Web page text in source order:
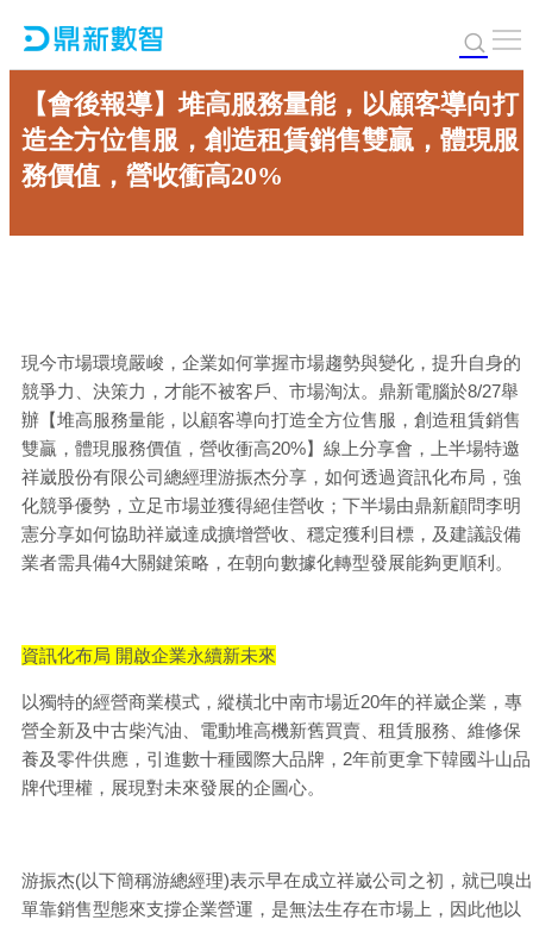
【會後報導】堆高服務量能，以顧客導向打
造全方位售服，創造租賃銷售雙贏，體現服
務價值，營收衝高20%
現今市場環境嚴峻，企業如何掌握市場趨勢與變化，提升自身的
競爭力、決策力，才能不被客戶、市場淘汰。鼎新電腦於8/27舉
辦【堆高服務量能，以顧客導向打造全方位售服，創造租賃銷售
雙贏，體現服務價值，營收衝高20%】線上分享會，上半場特邀
祥崴股份有限公司總經理游振杰分享，如何透過資訊化布局，強
化競爭優勢，立足市場並獲得絕佳營收；下半場由鼎新顧問李明
憲分享如何協助祥崴達成擴增營收、穩定獲利目標，及建議設備
業者需具備4大關鍵策略，在朝向數據化轉型發展能夠更順利。
資訊化布局 開啟企業永續新未來
以獨特的經營商業模式，縱橫北中南市場近20年的祥崴企業，專
營全新及中古柴汽油、電動堆高機新舊買賣、租賃服務、維修保
養及零件供應，引進數十種國際大品牌，2年前更拿下韓國斗山品
牌代理權，展現對未來發展的企圖心。
游振杰(以下簡稱游總經理)表示早在成立祥崴公司之初，就已嗅出
單靠銷售型態來支撐企業營運，是無法生存在市場上，因此他以